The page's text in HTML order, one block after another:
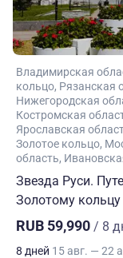
Владимирская
кольцо Рязанская
Нижегородская
Костромская
Ярославская
Золотое кольцо
область
Звезда Руси.
Золотому
RUB 59,990 / 8
8 дней 15 авг. — 22